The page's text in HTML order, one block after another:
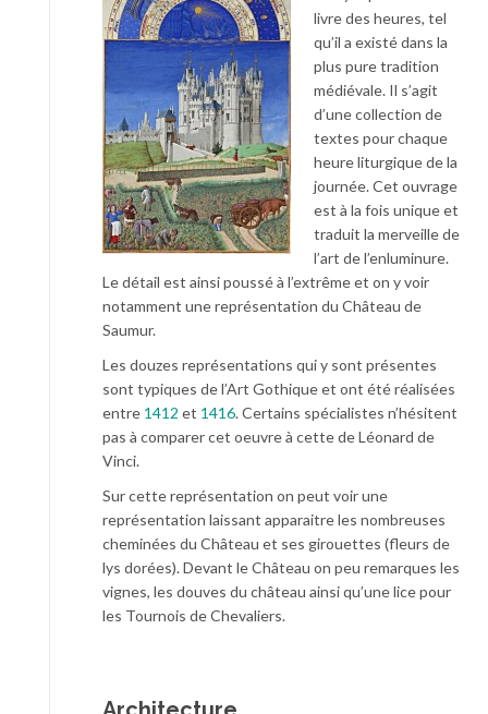
livre des heures, tel
qu’il a existé dans la
plus pure tradition
médiévale. Il s’agit
d’une collection de
textes pour chaque
heure liturgique de la
journée. Cet ouvrage
est à la fois unique et
traduit la merveille de
l’art de l’enluminure.
Le détail est ainsi poussé à l’extrême et on y voir
notamment une représentation du Château de
Saumur.
Les douzes représentations qui y sont présentes
sont typiques de l’Art Gothique et ont été réalisées
entre 1412 et 1416. Certains spécialistes n’hésitent
pas à comparer cet oeuvre à cette de Léonard de
Vinci.
Sur cette représentation on peut voir une
représentation laissant apparaitre les nombreuses
cheminées du Château et ses girouettes (fleurs de
lys dorées). Devant le Château on peu remarques les
vignes, les douves du château ainsi qu’une lice pour
les Tournois de Chevaliers.